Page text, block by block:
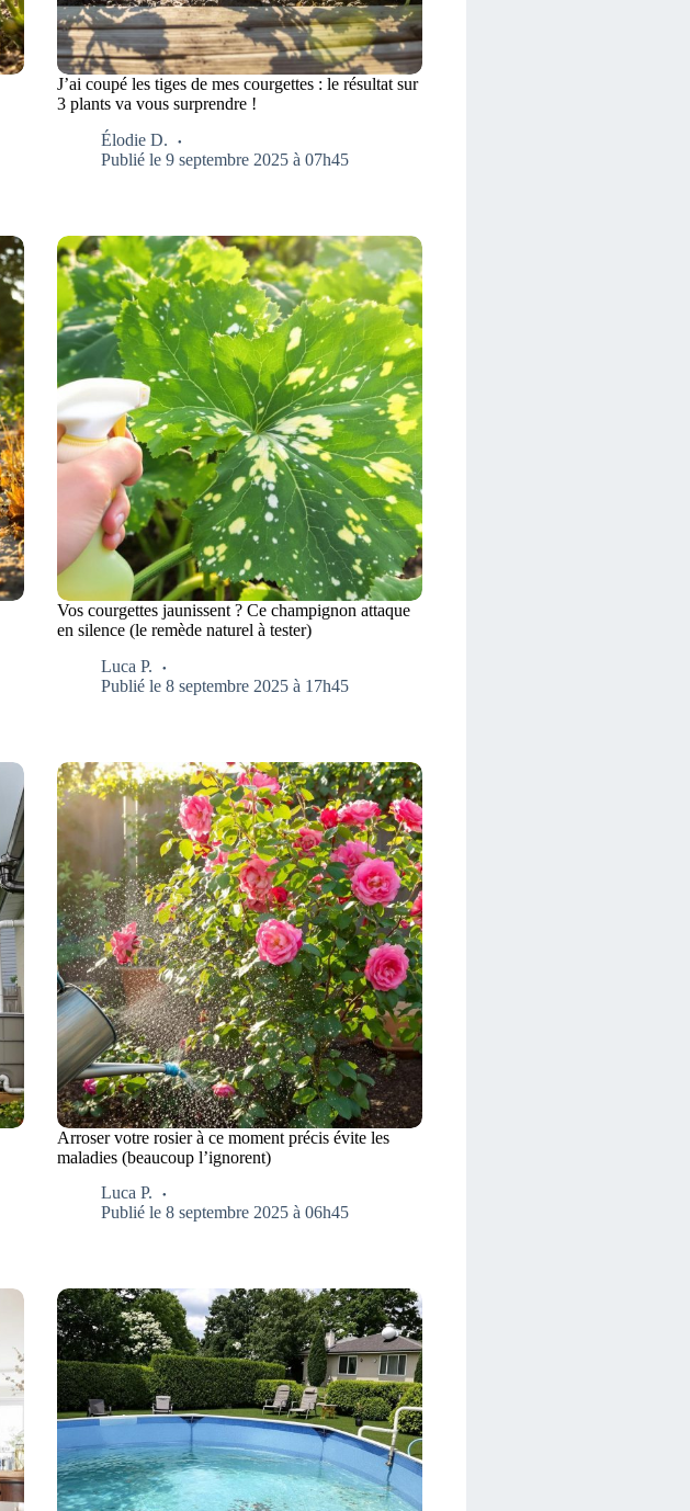
J’ai coupé les tiges de mes courgettes : le résultat sur
3 plants va vous surprendre !
Élodie D.
Publié le 9 septembre 2025 à 07h45
Vos courgettes jaunissent ? Ce champignon attaque
en silence (le remède naturel à tester)
Luca P.
Publié le 8 septembre 2025 à 17h45
Arroser votre rosier à ce moment précis évite les
maladies (beaucoup l’ignorent)
Luca P.
Publié le 8 septembre 2025 à 06h45